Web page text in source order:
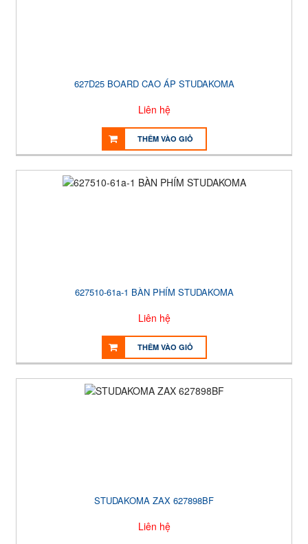
627D25 BOARD CAO ÁP STUDAKOMA
Liên hệ
THÊM VÀO GIỎ
627510-61a-1 BÀN PHÍM STUDAKOMA
Liên hệ
THÊM VÀO GIỎ
STUDAKOMA ZAX 627898BF
Liên hệ